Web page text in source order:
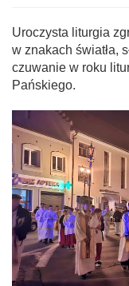
Uroczysta liturgia
w znakach światła,
czuwanie w roku
Pańskiego.